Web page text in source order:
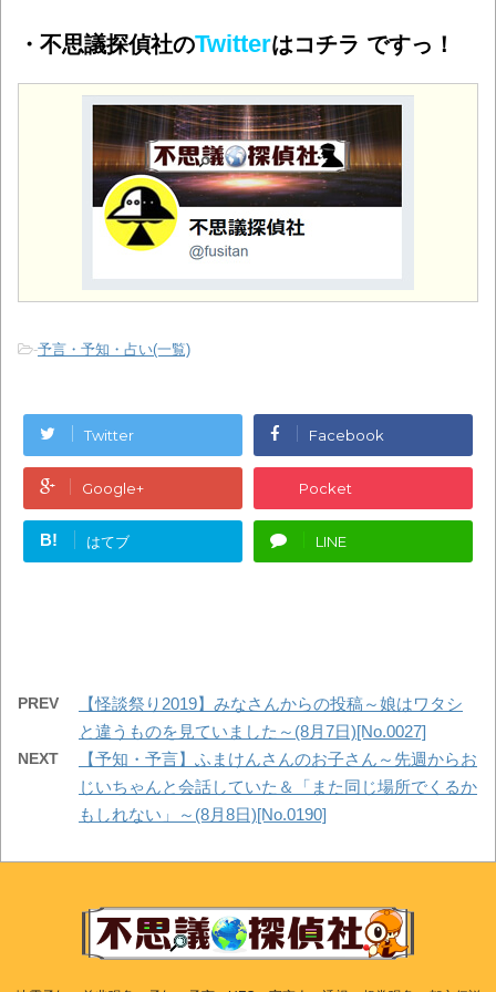
・不思議探偵社のTwitterはコチラ ですっ！
-予言・予知・占い(一覧)
Twitter Facebook
Google+ Pocket
B! はてブ LINE
PREV
【怪談祭り2019】みなさんからの投稿～娘はワタシ
と違うものを見ていました～(8月7日)[No.0027]
NEXT
【予知・予言】ふまけんさんのお子さん～先週からお
じいちゃんと会話していた＆「また同じ場所でくるか
もしれない」～(8月8日)[No.0190]